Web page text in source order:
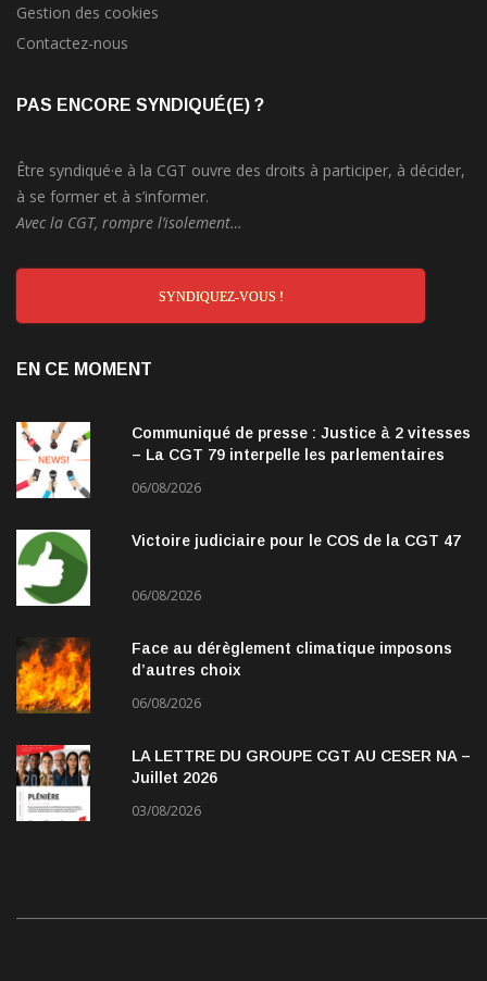
Gestion des cookies
Contactez-nous
PAS ENCORE SYNDIQUÉ(E) ?
Être syndiqué·e à la CGT ouvre des droits à participer, à décider,
à se former et à s’informer.
Avec la CGT, rompre l’isolement…
SYNDIQUEZ-VOUS !
EN CE MOMENT
Communiqué de presse : Justice à 2 vitesses
– La CGT 79 interpelle les parlementaires
06/08/2026
Victoire judiciaire pour le COS de la CGT 47
06/08/2026
Face au dérèglement climatique imposons
d’autres choix
06/08/2026
LA LETTRE DU GROUPE CGT AU CESER NA –
Juillet 2026
03/08/2026